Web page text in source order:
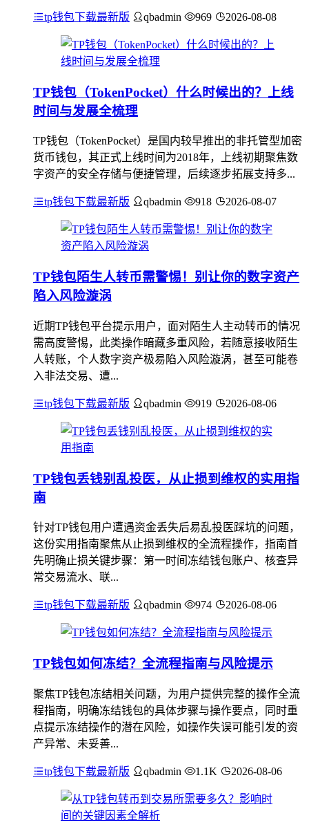
tp钱包下载最新版 qbadmin 969 2026-08-08
TP钱包（TokenPocket）什么时候出的？上线
时间与发展全梳理
TP钱包（TokenPocket）是国内较早推出的非托管型加密
货币钱包，其正式上线时间为2018年，上线初期聚焦数
字资产的安全存储与便捷管理，后续逐步拓展支持多...
tp钱包下载最新版 qbadmin 918 2026-08-07
TP钱包陌生人转币需警惕！别让你的数字资产
陷入风险漩涡
近期TP钱包平台提示用户，面对陌生人主动转币的情况
需高度警惕，此类操作暗藏多重风险，若随意接收陌生
人转账，个人数字资产极易陷入风险漩涡，甚至可能卷
入非法交易、遭...
tp钱包下载最新版 qbadmin 919 2026-08-06
TP钱包丢钱别乱投医，从止损到维权的实用指
南
针对TP钱包用户遭遇资金丢失后易乱投医踩坑的问题，
这份实用指南聚焦从止损到维权的全流程操作，指南首
先明确止损关键步骤：第一时间冻结钱包账户、核查异
常交易流水、联...
tp钱包下载最新版 qbadmin 974 2026-08-06
TP钱包如何冻结？全流程指南与风险提示
聚焦TP钱包冻结相关问题，为用户提供完整的操作全流
程指南，明确冻结钱包的具体步骤与操作要点，同时重
点提示冻结操作的潜在风险，如操作失误可能引发的资
产异常、未妥善...
tp钱包下载最新版 qbadmin 1.1K 2026-08-06